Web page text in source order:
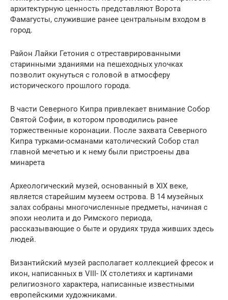
архитектурную ценность представляют Ворота
Фамагусты, служившие ранее центральным входом в
город.
Район Лайки Гетония с отреставрированными
старинными зданиями на пешеходных улочках
позволит окунуться с головой в атмосферу
исторического прошлого города.
В части Северного Кипра привлекает внимание Собор
Святой Софии, в котором проводились ранее
торжественные коронации. После захвата Северного
Кипра турками-османами католический Собор стал
главной мечетью и к нему были пристроены два
минарета
Археологический музей, основанный в ХIX веке,
является старейшим музеем острова. В 14 музейных
залах собраны многочисленные предметы, начиная с
эпохи неолита и до Римского периода,
рассказывающие о быте и орудиях труда живших здесь
людей.
Византийский музей располагает коллекцией фресок и
икон, написанных в VIII- IX столетиях и картинами
религиозного характера, написанные известными
европейскими художниками.